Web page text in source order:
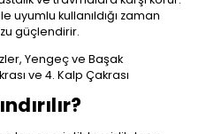
uyumlu kullanıldığı zaman
güçlendirir.
Yengeç ve Başak
ve 4. Kalp Çakrası